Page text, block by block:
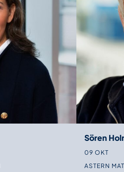
Sören
09 OKT
ASTERN